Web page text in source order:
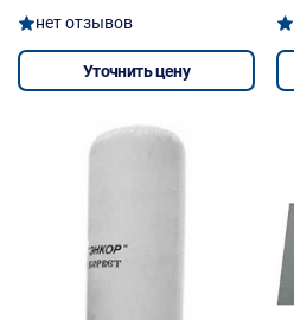
нет отзывов
Уточнить цену